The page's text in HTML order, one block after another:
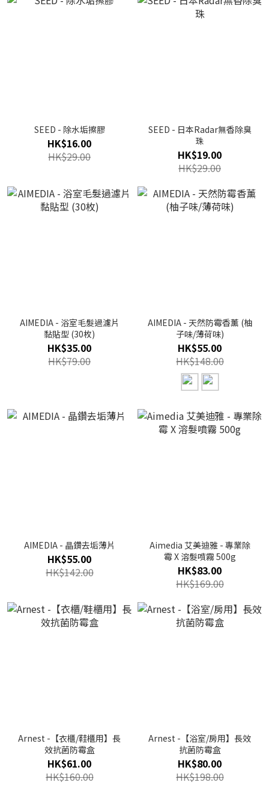
SEED - 除水垢擦膠
HK$16.00
HK$29.00
SEED - 日本Radar無香除臭
珠
HK$19.00
HK$29.00
AIMEDIA - 浴室毛髮過濾片
黏貼型 (30枚)
HK$35.00
HK$79.00
AIMEDIA - 天然防霉香薰 (柚
子味/薄荷味)
HK$55.00
HK$148.00
AIMEDIA - 晶鑽去垢薄片
HK$55.00
HK$142.00
Aimedia 艾美迪雅 - 專業除
霉 X 溶髮噴霧 500g
HK$83.00
HK$169.00
Arnest -【衣櫃/鞋櫃用】長
效抗菌防霉盒
HK$61.00
HK$160.00
Arnest -【浴室/房用】長效
抗菌防霉盒
HK$80.00
HK$198.00